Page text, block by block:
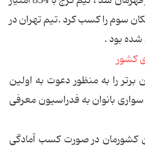
با 762 امتیاز مکان سوم را کسب کرد .تیم تهران در
شده بود .
برتر را به منظور دعوت به اولین
بانوان به فدراسیون معرفی
کشورمان در صورت کسب آمادگی